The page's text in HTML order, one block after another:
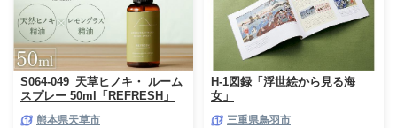
S064-049_天草ヒノキ・ ルーム
スプレー 50ml「REFRESH」
熊本県天草市
H-1図録「浮世絵から見る海
女」
三重県鳥羽市